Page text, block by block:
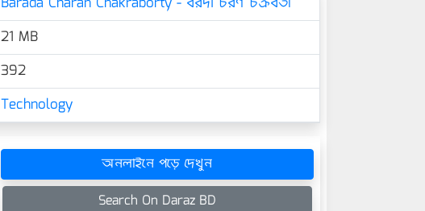
21 MB
392
Technology
অনলাইনে পড়ে দেখুন
Search On Daraz BD